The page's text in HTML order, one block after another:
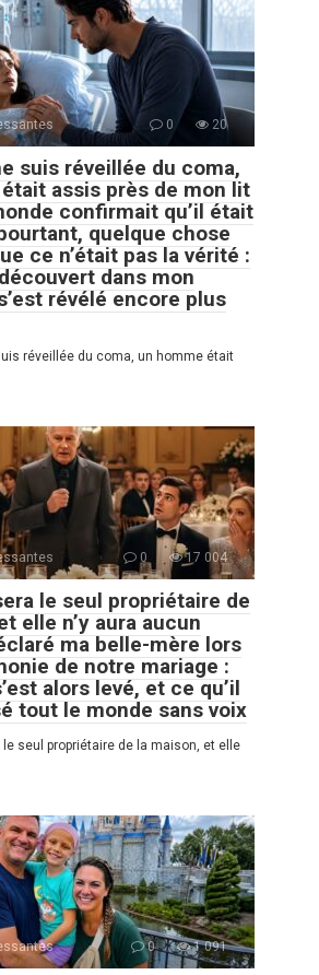
0 20
suis réveillée du coma,
assis près de mon lit
confirmait qu’il était
quelque chose
ce n’était pas la vérité :
dans mon
révélé encore plus
réveillée du coma, un homme était
0 17 004
le seul propriétaire de
elle n’y aura aucun
ma belle-mère lors
de notre mariage :
alors levé, et ce qu’il
tout le monde sans voix
le seul propriétaire de la maison, et elle
0 1 091